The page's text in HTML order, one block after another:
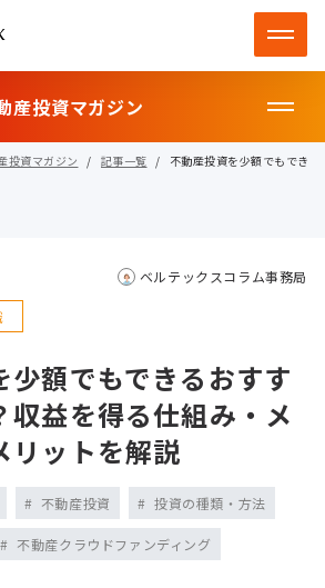
産投資マガジン
投資マガジン 記事一覧 不動産投資を少額でもでき
ベルテックスコラム事務局
少額でもできるおすす
収益を得る仕組み・メ
リットを解説
不動産投資 投資の種類・方法
不動産クラウドファンディング